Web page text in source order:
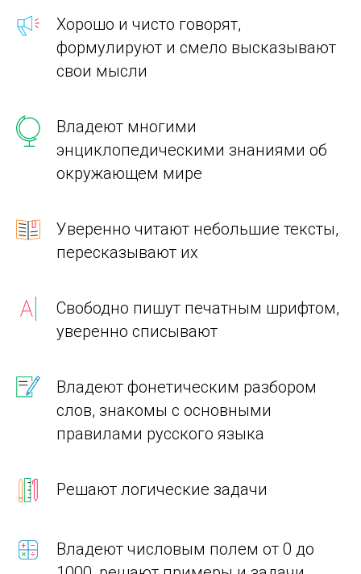
Хорошо и чисто говорят,
формулируют и смело высказывают
свои мысли
Владеют многими
энциклопедическими знаниями об
окружающем мире
Уверенно читают небольшие тексты,
пересказывают их
Свободно пишут печатным шрифтом,
уверенно списывают
Владеют фонетическим разбором
слов, знакомы с основными
правилами русского языка
Решают логические задачи
Владеют числовым полем от 0 до